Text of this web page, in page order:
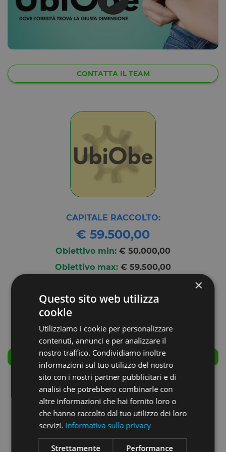
CONTATTA IL TEAM
CAPITALE RACCOLTO:
€ 59.500,00
Obiettivo min: € 50.000,00
Obiettivo max: € 59.500,00
CHIUSA CON SUCCESSO
DENOMINAZIONE AZIENDA:
STHIMATY S.R.L.
TIPOLOGIA SOCIETÀ:
Startup
INVESTIMENTO MINIMO:
×
Questo sito web utilizza
cookie
Utilizziamo i cookie per personalizzare
contenuti, annunci e per analizzare il
nostro traffico. Condividiamo inoltre
informazioni sul tuo utilizzo del nostro
sito con i nostri partner pubblicitari e di
analisi che potrebbero combinarle con
altre informazioni che hai fornito loro o
che hanno raccolto dal tuo utilizzo dei loro
servizi. Informativa sulla privacy
Strettamente
Performance